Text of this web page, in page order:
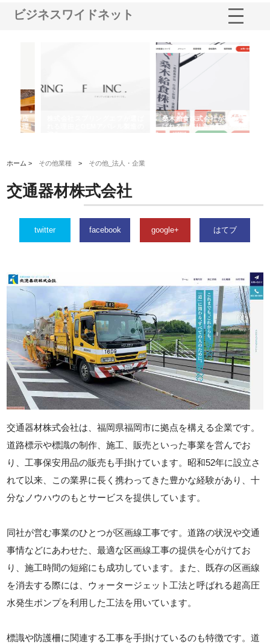
ビジネスワイドネット
株式会社スプリングエフが選ば
れる理由とOEMアパレル製造の
強み
桑木給食株式会社が福山市で選
ばれる手作り弁当配達の理由
ホーム > その他業種 > その他_法人・企業
交通器材株式会社
twitter facebook google+ はてブ
交通器材株式会社は、福岡県福岡市に拠点を構える企業です。
道路標示や標識の制作、施工、販売といった事業を営んでお
り、工事保安用品の販売も手掛けています。昭和52年に設立さ
れて以来、この業界に長く携わってきた豊かな経験があり、十
分なノウハウのもとサービスを提供しています。
同社が営む事業のひとつが区画線工事です。道路の状況や交通
事情などにあわせた、最適な区画線工事の提供を心がけてお
り、施工時間の短縮にも成功しています。また、既存の区画線
を消去する際には、ウォータージェット工法と呼ばれる超高圧
水発生ポンプを利用した工法を用いています。
標識や防護柵に関連する工事を手掛けているのも特徴です。道